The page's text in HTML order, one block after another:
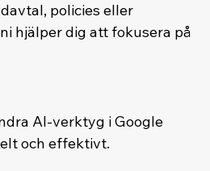
policies eller
hjälper dig att fokusera på
AI-verktyg i Google
och effektivt.